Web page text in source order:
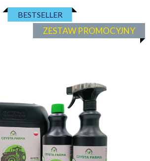
ZESTAW PROMOCYJNY
BESTSELLER